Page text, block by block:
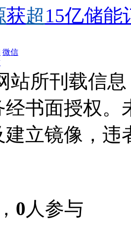
获超15亿储能
微信
站所刊载信
书面授权。
立镜像，违
0 人参与